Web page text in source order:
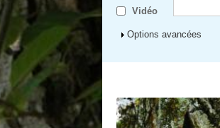
Vidéo
Afficher
Options avancées
Pages